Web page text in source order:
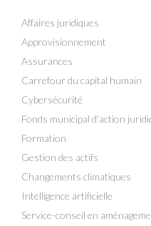
Affaires juridiques
Approvisionnement
Assurances
Carrefour du capital humain
Cybersécurité
Fonds municipal d’action
Formation
Gestion des actifs
Changements climatiques
Intelligence artificielle
Service-conseil en